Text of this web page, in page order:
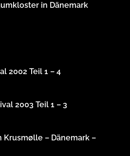
in Dänemark
2002 Teil 1 – 4
2003 Teil 1 – 3
– Dänemark –